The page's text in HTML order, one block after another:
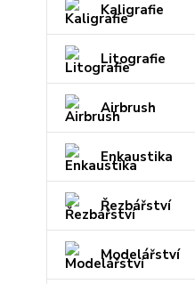
Kaligrafie
Litografie
Airbrush
Enkaustika
Řezbářství
Modelářství